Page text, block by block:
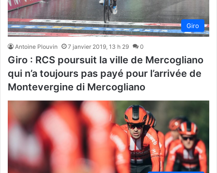
Giro
Antoine Plouvin 7 janvier 2019, 13 h 29 0
Giro : RCS poursuit la ville de Mercogliano
qui n’a toujours pas payé pour l’arrivée de
Montevergine di Mercogliano